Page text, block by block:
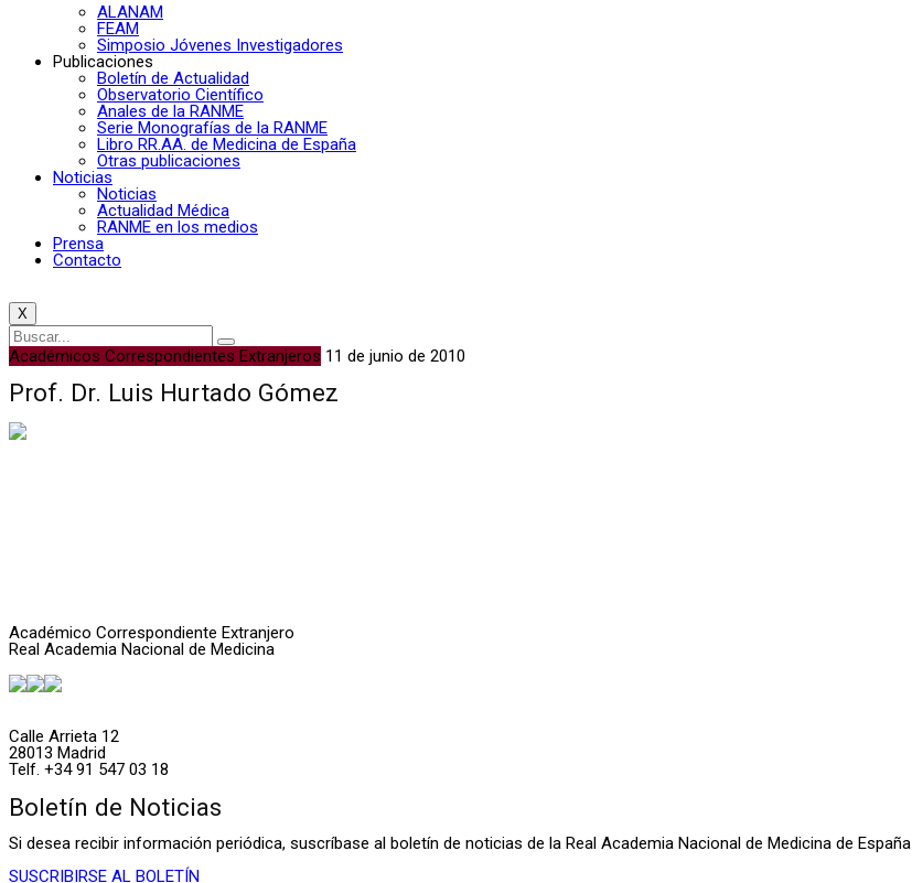
ALANAM
FEAM
Simposio Jóvenes Investigadores
Publicaciones
Boletín de Actualidad
Observatorio Científico
Anales de la RANME
Serie Monografías de la RANME
Libro RR.AA. de Medicina de España
Otras publicaciones
Noticias
Noticias
Actualidad Médica
RANME en los medios
Prensa
Contacto
X
Académicos Correspondientes Extranjeros 11 de junio de 2010
Prof. Dr. Luis Hurtado Gómez
Académico Correspondiente Extranjero
Real Academia Nacional de Medicina
Calle Arrieta 12
28013 Madrid
Telf. +34 91 547 03 18
Boletín de Noticias
Si desea recibir información periódica, suscríbase al boletín de noticias de la Real Academia Nacional de Medicina de España
SUSCRIBIRSE AL BOLETÍN